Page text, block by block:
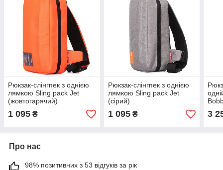
Рюкзак-слінгпек з однією
лямкою Sling pack Jet
(жовтогарячий)
1 095 ₴
Рюкзак-слінгпек з однією
лямкою Sling pack Jet
(сірий)
1 095₴ 3
Про нас
98% позитивних з 53 відгуків за рік